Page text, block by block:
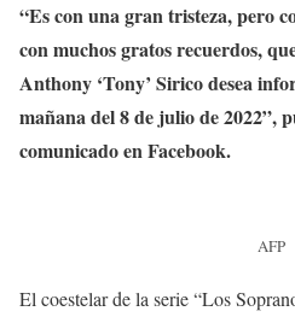
“Es con una gran tristeza, pero
con muchos gratos recuerdos,
Anthony ‘Tony’ Sirico desea
mañana del 8 de julio de 2022”,
comunicado en Facebook.
AFP
El coestelar de la serie “Los